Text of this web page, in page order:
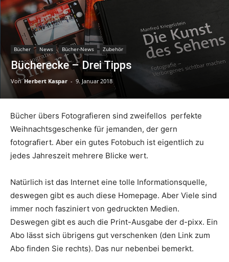
Bücher News Bücher-News Zubehör
Bücherecke – Drei Tipps
Von Herbert Kaspar - 9. Januar 2018
Bücher übers Fotografieren sind zweifellos perfekte
Weihnachtsgeschenke für jemanden, der gern
fotografiert. Aber ein gutes Fotobuch ist eigentlich zu
jedes Jahreszeit mehrere Blicke wert.
Natürlich ist das Internet eine tolle Informationsquelle,
deswegen gibt es auch diese Homepage. Aber Viele sind
immer noch fasziniert von gedruckten Medien.
Deswegen gibt es auch die Print-Ausgabe der d-pixx. Ein
Abo lässt sich übrigens gut verschenken (den Link zum
Abo finden Sie rechts). Das nur nebenbei bemerkt.